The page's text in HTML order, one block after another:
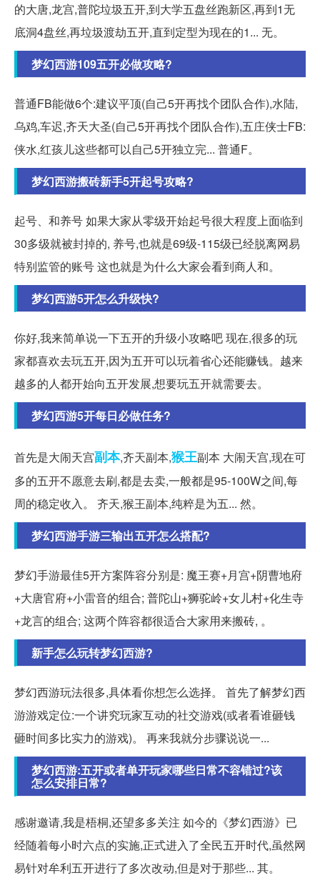
的大唐,龙宫,普陀垃圾五开,到大学五盘丝跑新区,再到1无
底洞4盘丝,再垃圾渡劫五开,直到定型为现在的1... 无。
梦幻西游109五开必做攻略?
普通FB能做6个:建议平顶(自己5开再找个团队合作),水陆,
乌鸡,车迟,齐天大圣(自己5开再找个团队合作),五庄侠士FB:
侠水,红孩儿这些都可以自己5开独立完... 普通F。
梦幻西游搬砖新手5开起号攻略?
起号、和养号 如果大家从零级开始起号很大程度上面临到
30多级就被封掉的, 养号,也就是69级-115级已经脱离网易
特别监管的账号 这也就是为什么大家会看到商人和。
梦幻西游5开怎么升级快?
你好,我来简单说一下五开的升级小攻略吧 现在,很多的玩
家都喜欢去玩五开,因为五开可以玩着省心还能赚钱。越来
越多的人都开始向五开发展,想要玩五开就需要去。
梦幻西游5开每日必做任务?
首先是大闹天宫副本,齐天副本,猴王副本 大闹天宫,现在可
多的五开不愿意去刷,都是去卖,一般都是95-100W之间,每
周的稳定收入。 齐天,猴王副本,纯粹是为五... 然。
梦幻西游手游三输出五开怎么搭配?
梦幻手游最佳5开方案阵容分别是: 魔王赛+月宫+阴曹地府
+大唐官府+小雷音的组合; 普陀山+狮驼岭+女儿村+化生寺
+龙言的组合; 这两个阵容都很适合大家用来搬砖, 。
新手怎么玩转梦幻西游?
梦幻西游玩法很多,具体看你想怎么选择。 首先了解梦幻西
游游戏定位:一个讲究玩家互动的社交游戏(或者看谁砸钱
砸时间多比实力的游戏)。 再来我就分步骤说说一...
梦幻西游:五开或者单开玩家哪些日常不容错过?该
怎么安排日常?
感谢邀请,我是梧桐,还望多多关注 如今的《梦幻西游》已
经随着每小时六点的实施,正式进入了全民五开时代,虽然网
易针对牟利五开进行了多次改动,但是对于那些... 其。